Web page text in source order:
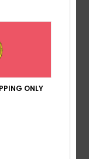
na
Quiksilver
ONLY